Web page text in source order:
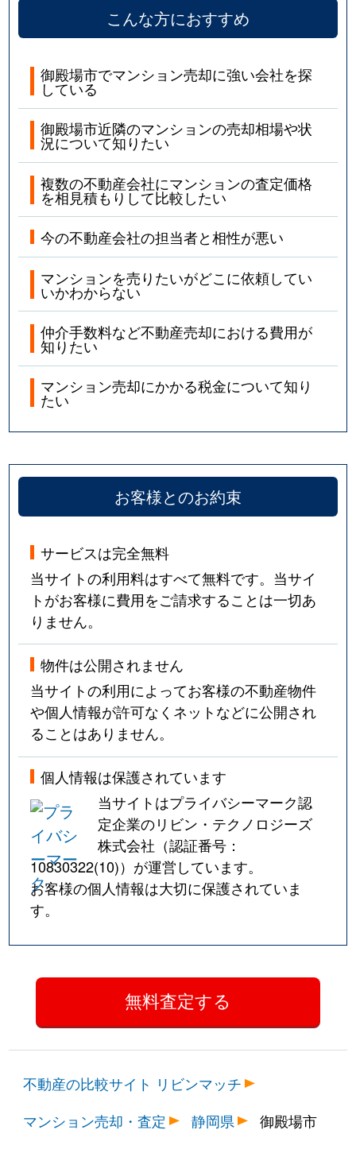
こんな方におすすめ
御殿場市でマンション売却に強い会社を探
している
御殿場市近隣のマンションの売却相場や状
況について知りたい
複数の不動産会社にマンションの査定価格
を相見積もりして比較したい
今の不動産会社の担当者と相性が悪い
マンションを売りたいがどこに依頼してい
いかわからない
仲介手数料など不動産売却における費用が
知りたい
マンション売却にかかる税金について知り
たい
お客様とのお約束
サービスは完全無料
当サイトの利用料はすべて無料です。当サイ
トがお客様に費用をご請求することは一切あ
りません。
物件は公開されません
当サイトの利用によってお客様の不動産物件
や個人情報が許可なくネットなどに公開され
ることはありません。
個人情報は保護されています
当サイトはプライバシーマーク認
定企業のリビン・テクノロジーズ
株式会社（認証番号：
10830322(10)）が運営しています。
お客様の個人情報は大切に保護されていま
す。
不動産の比較サイト リビンマッチ
マンション売却・査定
静岡県 御殿場市